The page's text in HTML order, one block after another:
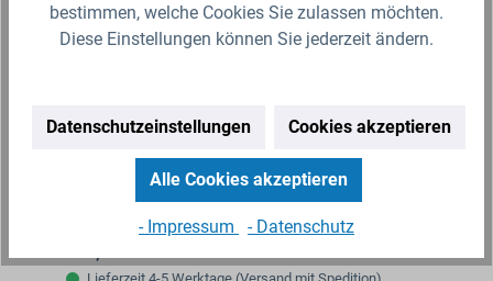
1000l IBC Wassertank mit Stahlmantel, der auf einer
bestimmen, welche Cookies Sie zulassen möchten.
Diese Einstellungen können Sie jederzeit ändern.
Datenschutzeinstellungen Cookies akzeptieren
Alle Cookies akzeptieren
- Impressum - Datenschutz